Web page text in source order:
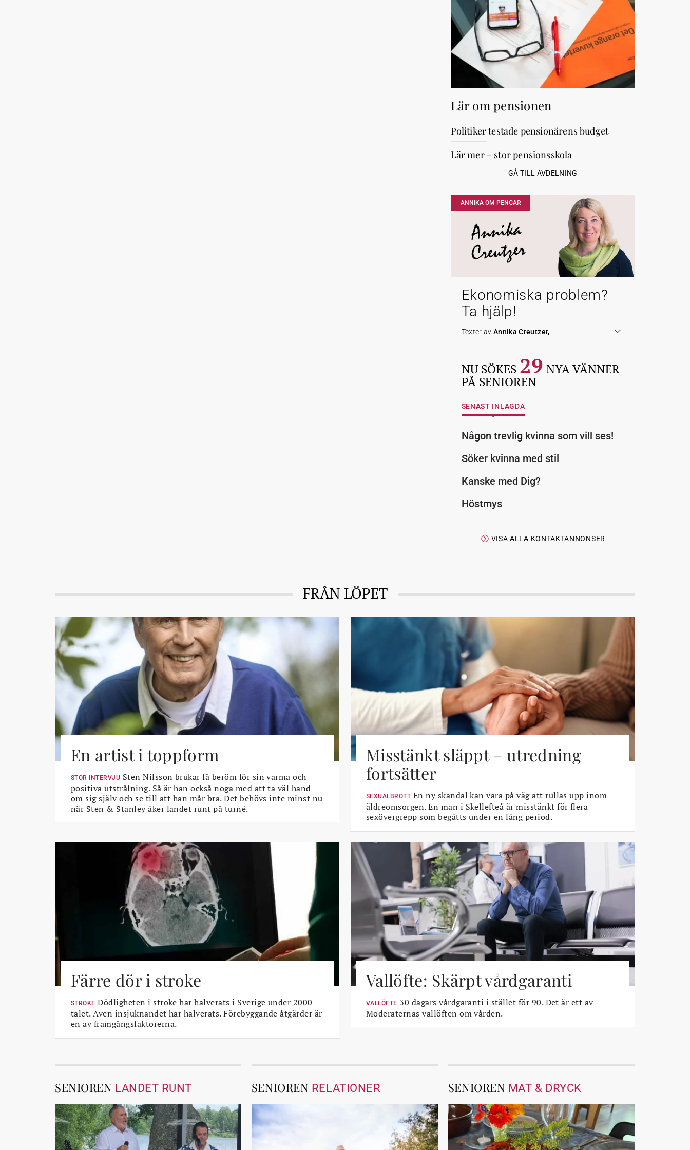
Lär om pensionen
Politiker testade pensionärens budget
Lär mer – stor pensionsskola
GÅ TILL AVDELNING
ANNIKA OM PENGAR
Annika
Creutzer
Ekonomiska problem?
Ta hjälp!
Texter av Annika Creutzer,
NU SÖKES 29 NYA VÄNNER
PÅ SENIOREN
SENAST INLAGDA
Någon trevlig kvinna som vill ses!
Söker kvinna med stil
Kanske med Dig?
Höstmys
VISA ALLA KONTAKTANNONSER
FRÅN LÖPET
En artist i toppform
STOR INTERVJU Sten Nilsson brukar få beröm för sin varma och
positiva utstrålning. Så är han också noga med att ta väl hand
om sig själv och se till att han mår bra. Det behövs inte minst nu
när Sten & Stanley åker landet runt på turné.
Misstänkt släppt – utredning
fortsätter
SEXUALBROTT En ny skandal kan vara på väg att rullas upp inom
äldreomsorgen. En man i Skellefteå är misstänkt för flera
sexövergrepp som begåtts under en lång period.
Färre dör i stroke
STROKE Dödligheten i stroke har halverats i Sverige under 2000-
talet. Även insjuknandet har halverats. Förebyggande åtgärder är
en av framgångsfaktorerna.
Vallöfte: Skärpt vårdgaranti
VALLÖFTE 30 dagars vårdgaranti i stället för 90. Det är ett av
Moderaternas vallöften om vården.
SENIOREN LANDET RUNT SENIOREN RELATIONER SENIOREN MAT & DRYCK